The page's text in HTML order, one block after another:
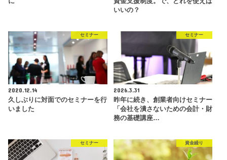
いいの？
セミナー
2020.12.14
久しぶりに対面でのセミナーを行
いました
セミナー
2026.3.31
昨年に続き、創業者向けセミナー
「会社を潰さないための会計・財
務の基礎講座…
セミナー 資金繰り